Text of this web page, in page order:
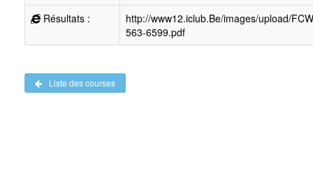
Résultats :
http://www12.iclub.Be/images/upload/
563-6599.pdf
Liste des courses